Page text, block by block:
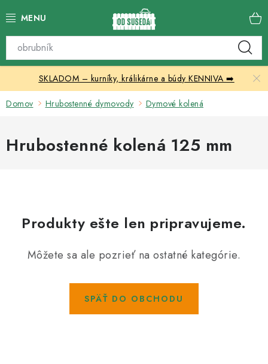
na
Katalóg produktov
Skleníky
Chovateľské potreby
SKLADOM – kurníky, králikárne a búdy KENNIVA ➡️
Domov Hrubostenné dymovody Dymové kolená
Hrubostenné kolená 125 mm
Produkty ešte len pripravujeme.
Môžete sa ale pozrieť na ostatné kategórie.
SPÄŤ DO OBCHODU